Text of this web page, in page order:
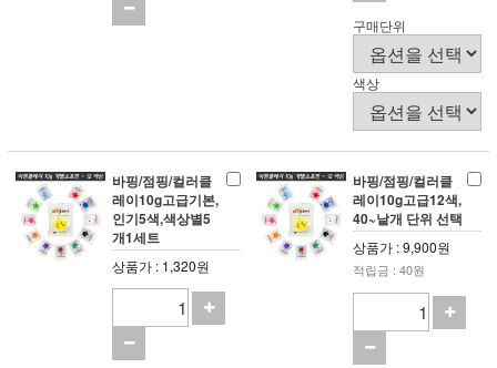
구매단위
색상
바핑/점핑/컬러클
레이10g고급기본,
인기5색,색상별5
개1세트
상품가 : 1,320원
바핑/점핑/컬러클
레이10g고급12색,
40~낱개 단위 선택
상품가 : 9,900원
적립금 : 40원